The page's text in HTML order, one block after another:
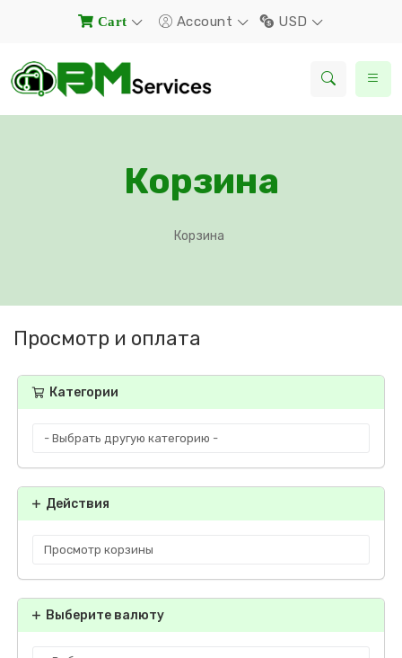
Cart Account USD
Корзина
Корзина
Просмотр и оплата
Категории
Действия
Выберите валюту